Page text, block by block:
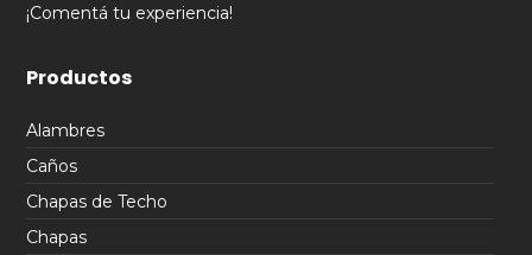
¡Comentá tu experiencia!
Productos
Alambres
Caños
Chapas de Techo
Chapas